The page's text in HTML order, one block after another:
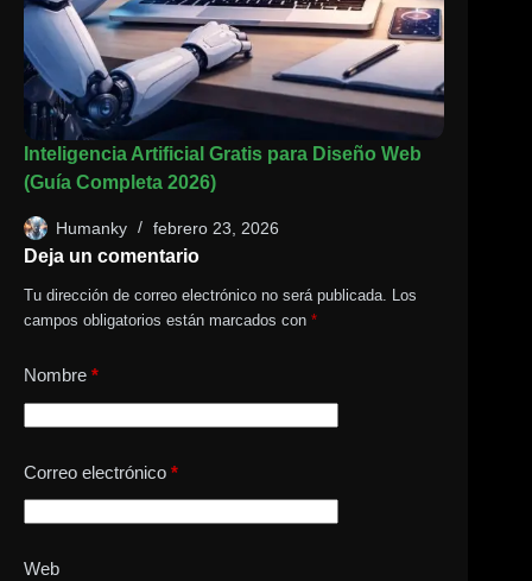
Inteligencia Artificial Gratis para Diseño Web
(Guía Completa 2026)
Humanky febrero 23, 2026
Deja un comentario
Tu dirección de correo electrónico no será publicada. Los
campos obligatorios están marcados con *
Nombre *
Correo electrónico *
Web